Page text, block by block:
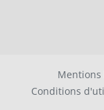
Mentions
Conditions